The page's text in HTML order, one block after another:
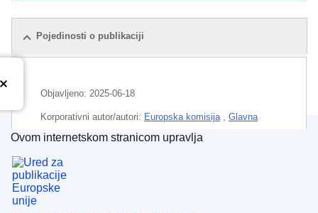
Pojedinosti o publikaciji
Objavljeno: 2025-06-18
Korporativni autor/autori: Europska komisija , Glavna
uprava za zdravlje i sigurnost hrane(Europska komisija
Predmet:
raskuživanje
Ured za publikacije Europske unije
Ovom internetskom stranicom upravlja